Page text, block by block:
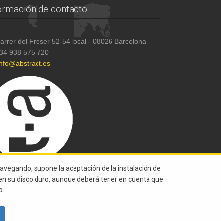
de contacto
del Freser 52-54 local - 08026 Barcelona
938 575 720
supone la aceptación de la instalación de
su disco duro, aunque deberá tener en cuenta que